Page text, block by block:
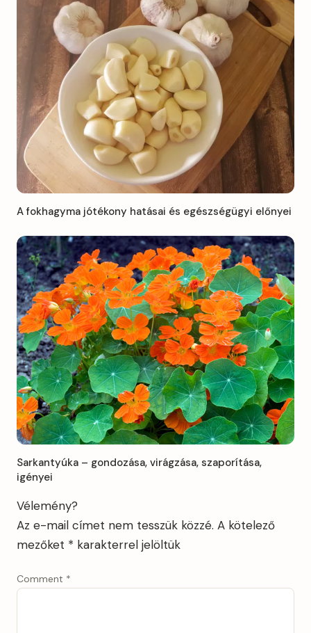
A fokhagyma jótékony hatásai és egészségügyi előnyei
Sarkantyúka – gondozása, virágzása, szaporítása,
igényei
Vélemény?
Az e-mail címet nem tesszük közzé. A kötelező
mezőket * karakterrel jelöltük
Comment *